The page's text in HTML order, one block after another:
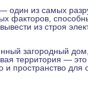
один из самых
факторов,
из строя
загородный
территория —
и пространство для